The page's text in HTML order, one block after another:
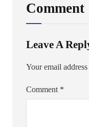
Comment
Leave A
Your email
Comment *